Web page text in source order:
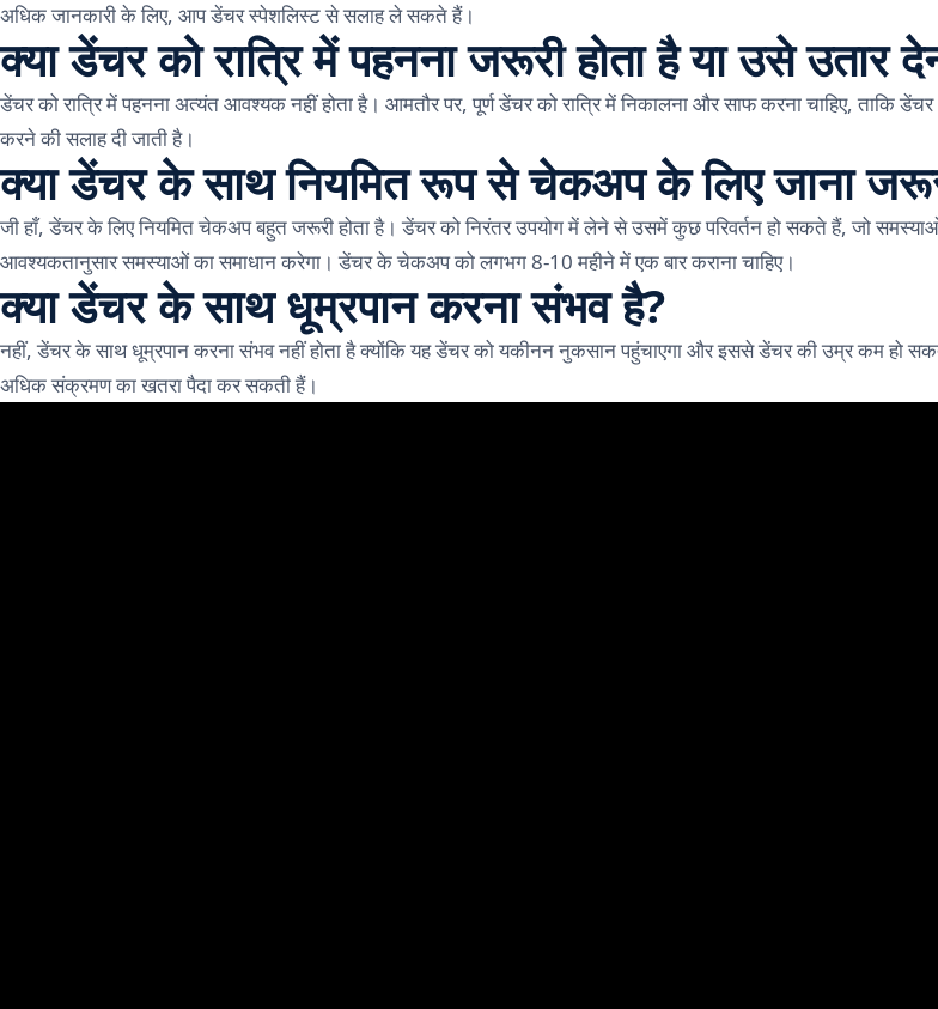
अधिक जानकारी के लिए, आप डेंचर स्पेशलिस्ट से सलाह ले सकते हैं।
क्या डेंचर को रात्रि में पहनना जरूरी होता है या उसे उतार
डेंचर को रात्रि में पहनना अत्यंत आवश्यक नहीं होता है। आमतौर पर, पूर्ण डेंचर को रात्रि में निकालना और साफ करना चाहिए, ताकि
करने की सलाह दी जाती है।
क्या डेंचर के साथ नियमित रूप से चेकअप के लिए जाना
जी हाँ, डेंचर के लिए नियमित चेकअप बहुत जरूरी होता है। डेंचर को निरंतर उपयोग में लेने से उसमें कुछ परिवर्तन हो सकते हैं, जो
आवश्यकतानुसार समस्याओं का समाधान करेगा। डेंचर के चेकअप को लगभग 8-10 महीने में एक बार कराना चाहिए।
क्या डेंचर के साथ धूम्रपान करना संभव है?
नहीं, डेंचर के साथ धूम्रपान करना संभव नहीं होता है क्योंकि यह डेंचर को यकीनन नुकसान पहुंचाएगा और इससे डेंचर की उम्र कम हो
अधिक संक्रमण का खतरा पैदा कर सकती हैं।